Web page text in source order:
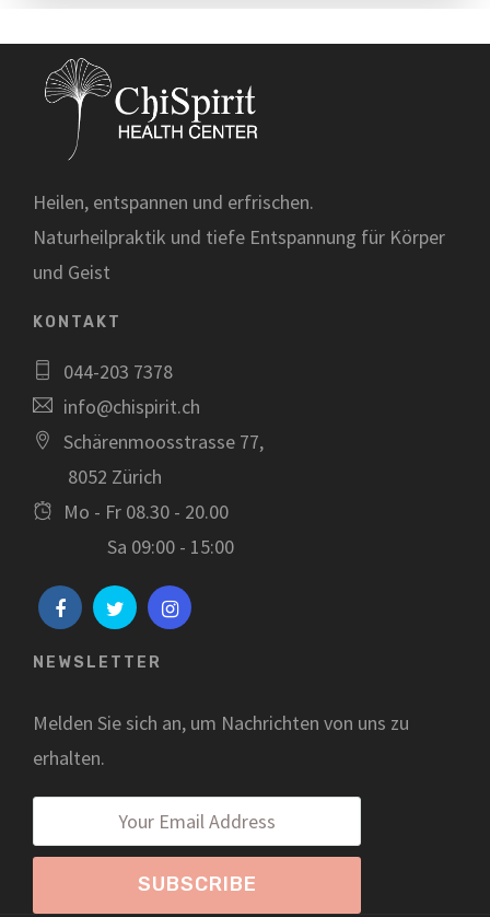
Heilen, entspannen und erfrischen.
Naturheilpraktik und tiefe Entspannung für Körper
und Geist
KONTAKT
044-203 7378
info@chispirit.ch
Schärenmoosstrasse 77,
8052 Zürich
Mo - Fr 08.30 - 20.00
Sa 09:00 - 15:00
NEWSLETTER
Melden Sie sich an, um Nachrichten von uns zu
erhalten.